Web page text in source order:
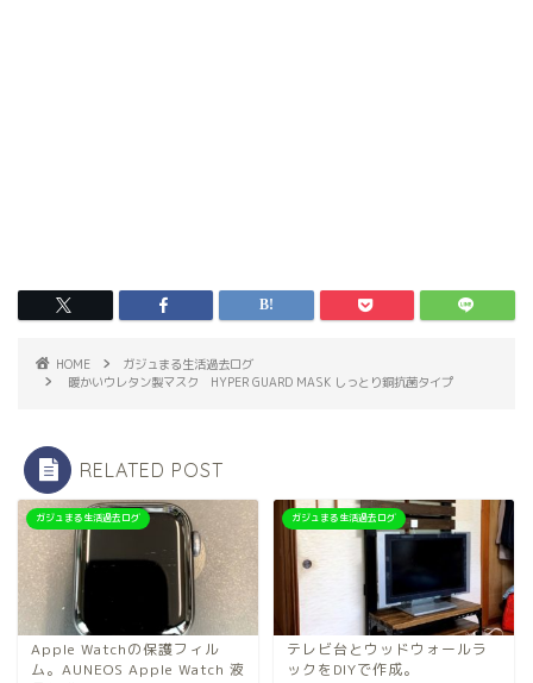
HOME
ガジュまる生活過去ログ
暖かいウレタン製マスク HYPER GUARD MASK しっとり銅抗菌タイプ
RELATED POST
ガジュまる生活過去ログ
Apple Watchの保護フィル
ム。AUNEOS Apple Watch 液
ガジュまる生活過去ログ
テレビ台とウッドウォールラ
ックをDIYで作成。